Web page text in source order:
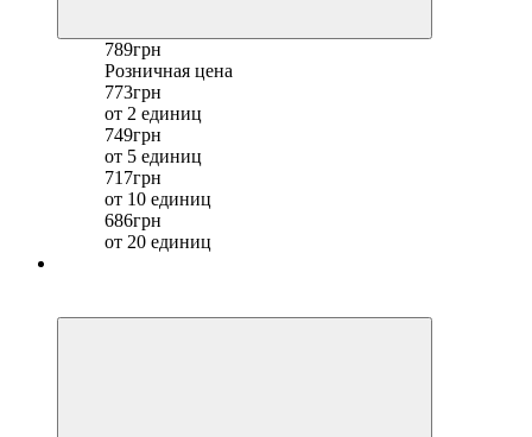
789грн
Розничная цена
773грн
от 2 единиц
749грн
от 5 единиц
717грн
от 10 единиц
686грн
от 20 единиц